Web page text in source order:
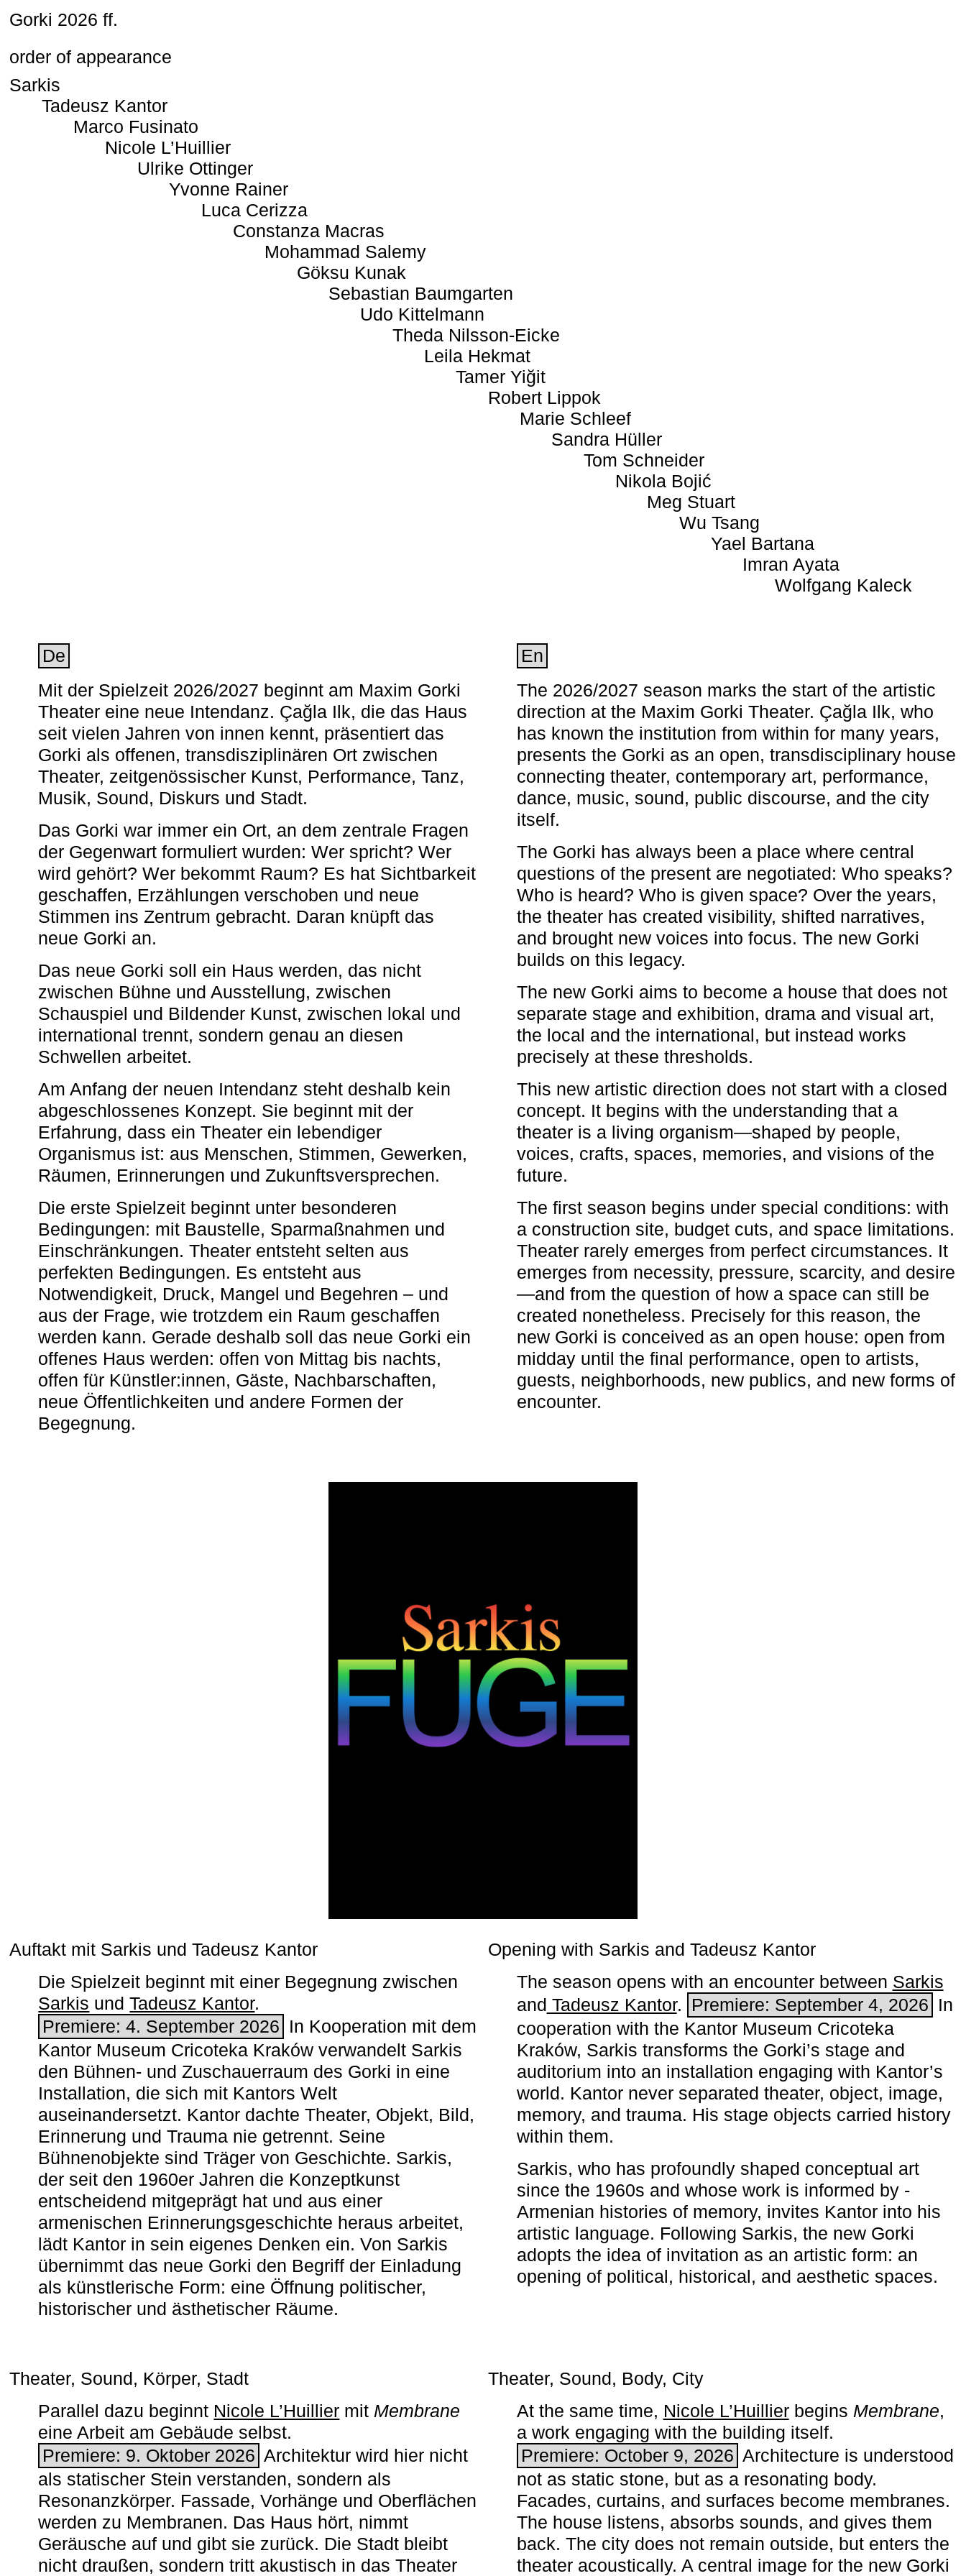
Gorki 2026 ff.
order of appearance
Sarkis
Tadeusz Kantor
Marco Fusinato
Nicole L’Huillier
Ulrike Ottinger
Yvonne Rainer
Luca Cerizza
Constanza Macras
Mohammad Salemy
Göksu Kunak
Sebastian Baumgarten
Udo Kittelmann
Theda Nilsson-Eicke
Leila Hekmat
Tamer Yiğit
Robert Lippok
Marie Schleef
Sandra Hüller
Tom Schneider
Nikola Bojić
Meg Stuart
Wu Tsang
Yael Bartana
Imran Ayata
Wolfgang Kaleck
De
Mit der Spielzeit 2026/2027 beginnt am Maxim Gorki
Theater eine neue Intendanz. Çağla Ilk, die das Haus
seit vielen Jahren von innen kennt, präsentiert das
Gorki als offenen, transdisziplinären Ort zwischen
Theater, zeitgenössischer Kunst, Performance, Tanz,
Musik, Sound, Diskurs und Stadt.
Das Gorki war immer ein Ort, an dem zentrale Fragen
der Gegenwart formuliert wurden: Wer spricht? Wer
wird gehört? Wer bekommt Raum? Es hat Sichtbarkeit
geschaffen, Erzählungen verschoben und neue
Stimmen ins Zentrum gebracht. Daran knüpft das
neue Gorki an.
Das neue Gorki soll ein Haus werden, das nicht
zwischen Bühne und Ausstellung, zwischen
Schauspiel und Bildender Kunst, zwischen lokal und
international trennt, sondern genau an diesen
Schwellen arbeitet.
Am Anfang der neuen Intendanz steht deshalb kein
abgeschlossenes Konzept. Sie beginnt mit der
Erfahrung, dass ein Theater ein lebendiger
Organismus ist: aus Menschen, Stimmen, Gewerken,
Räumen, Erinnerungen und Zukunftsversprechen.
Die erste Spielzeit beginnt unter besonderen
Bedingungen: mit Baustelle, Sparmaßnahmen und
Einschränkungen. Theater entsteht selten aus
perfekten Bedingungen. Es entsteht aus
Notwendigkeit, Druck, Mangel und Begehren – und
aus der Frage, wie trotzdem ein Raum geschaffen
werden kann. Gerade deshalb soll das neue Gorki ein
offenes Haus werden: offen von Mittag bis nachts,
offen für Künstler:innen, Gäste, Nachbarschaften,
neue Öffentlichkeiten und andere Formen der
Begegnung.
En
The 2026/2027 season marks the start of the artistic
direction at the Maxim Gorki Theater. Çağla Ilk, who
has known the institution from within for many years,
presents the Gorki as an open, transdisciplinary house
connecting theater, contemporary art, performance,
dance, music, sound, public discourse, and the city
itself.
The Gorki has always been a place where central
questions of the present are negotiated: Who speaks?
Who is heard? Who is given space? Over the years,
the theater has created visibility, shifted narratives,
and brought new voices into focus. The new Gorki
builds on this legacy.
The new Gorki aims to become a house that does not
separate stage and exhibition, drama and visual art,
the local and the international, but instead works
precisely at these thresholds.
This new artistic direction does not start with a closed
concept. It begins with the understanding that a
theater is a living organism—shaped by people,
voices, crafts, spaces, memories, and visions of the
future.
The first season begins under special conditions: with
a construction site, budget cuts, and space limitations.
Theater rarely emerges from perfect circumstances. It
emerges from necessity, pressure, scarcity, and desire
—and from the question of how a space can still be
created nonetheless. Precisely for this reason, the
new Gorki is conceived as an open house: open from
midday until the final performance, open to artists,
guests, neighborhoods, new publics, and new forms of
encounter.
Auftakt mit Sarkis und Tadeusz Kantor
Die Spielzeit beginnt mit einer Begegnung zwischen
Sarkis undTadeusz Kantor.
Premiere: 4. September 2026 In Kooperation mit dem
Kantor Museum Cricoteka Kraków verwandelt Sarkis
den Bühnen- und Zuschauerraum des Gorki in eine
Installation, die sich mit Kantors Welt
auseinandersetzt. Kantor dachte Theater, Objekt, Bild,
Erinnerung und Trauma nie getrennt. Seine
Bühnenobjekte sind Träger von Geschichte. Sarkis,
der seit den 1960er Jahren die Konzeptkunst
entscheidend mitgeprägt hat und aus einer
armenischen ­Erinnerungsgeschichte heraus arbeitet,
lädt Kantor in sein eigenes Denken ein. Von Sarkis
übernimmt das neue Gorki den Begriff der Einladung
als künstlerische Form: eine Öffnung politischer,
historischer und ästhetischer Räume.
Opening with Sarkis and Tadeusz Kantor
The season opens with an encounter between Sarkis
and Tadeusz Kantor. Premiere: September 4, 2026 In
cooperation with the ­Kantor Museum Cricoteka
Kraków, Sarkis transforms the Gorki’s stage and
auditorium into an installation engaging with Kantor’s
world. Kantor never separated theater, object, image,
memory, and trauma. His stage objects carried history
within them.
Sarkis, who has profoundly shaped conceptual art
since the 1960s and whose work is informed by ­
Armenian histories of memory, invites Kantor into his
artistic language. Following Sarkis, the new Gorki
adopts the idea of invitation as an artistic form: an
opening of political, historical, and aesthetic spaces.
Theater, Sound, Körper, Stadt
Parallel dazu beginnt Nicole L’Huillier mit ­ Membrane
eine Arbeit am Gebäude selbst.
Premiere: 9. Oktober 2026 Architektur wird hier nicht
als statischer Stein verstanden, sondern als
Resonanzkörper. Fassade, Vorhänge und Oberflächen
werden zu Membranen. Das Haus hört, nimmt
Geräusche auf und gibt sie zurück. Die Stadt bleibt
nicht draußen, sondern tritt akustisch in das Theater
Theater, Sound, Body, City
At the same time, Nicole L’Huillierbegins ­ Membrane,
a work engaging with the building itself.
Premiere: October 9, 2026 Architecture is understood
not as static stone, but as a resonating body.
Facades, curtains, and surfaces become membranes.
The house listens, absorbs sounds, and gives them
back. The city does not remain outside, but enters the
theater acoustically. A central image for the new Gorki